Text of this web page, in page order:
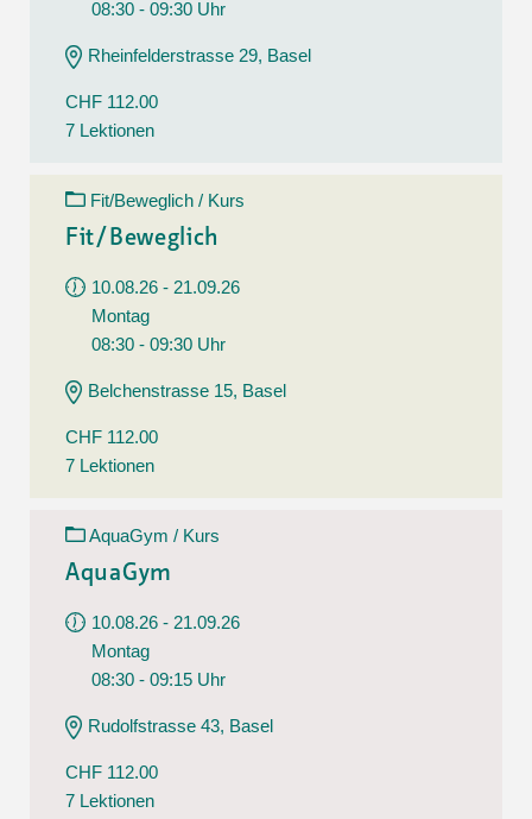
08:30 - 09:30 Uhr
Rheinfelderstrasse 29, Basel
CHF 112.00
7 Lektionen
Fit/Beweglich / Kurs
Fit/Beweglich
10.08.26 - 21.09.26
Montag
08:30 - 09:30 Uhr
Belchenstrasse 15, Basel
CHF 112.00
7 Lektionen
AquaGym / Kurs
AquaGym
10.08.26 - 21.09.26
Montag
08:30 - 09:15 Uhr
Rudolfstrasse 43, Basel
CHF 112.00
7 Lektionen